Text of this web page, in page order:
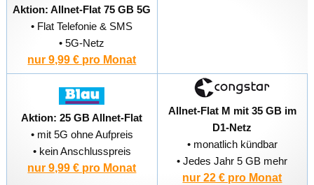
Aktion: Allnet-Flat 75 GB 5G
• Flat Telefonie & SMS
• 5G-Netz
nur 9,99 € pro Monat
Aktion: 25 GB Allnet-Flat
• mit 5G ohne Aufpreis
• kein Anschlusspreis
nur 9,99 € pro Monat
Allnet-Flat M mit 35 GB im
D1-Netz
• monatlich kündbar
• Jedes Jahr 5 GB mehr
nur 22 € pro Monat